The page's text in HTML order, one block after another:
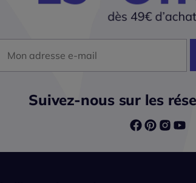
Suivez-nous sur les